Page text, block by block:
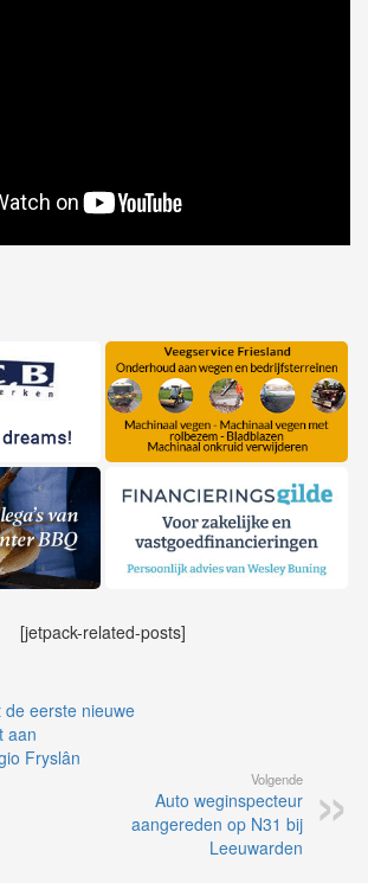
[jetpack-related-posts]
eerste nieuwe
aan
Fryslân
Volgende
Auto weginspecteur
aangereden op N31 bij
Leeuwarden